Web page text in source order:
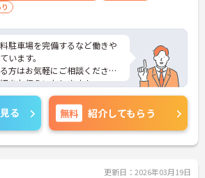
駐車場を完備するなど働きや
います。
方はお気軽にご相談くださ
をお伝えいたします！
る 無料 紹介してもらう
更新日：2026年03月19日